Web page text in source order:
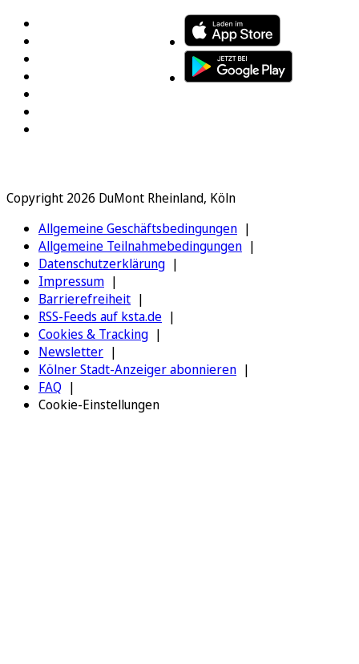
Copyright 2026 DuMont Rheinland, Köln
Allgemeine Geschäftsbedingungen
Allgemeine Teilnahmebedingungen
Datenschutzerklärung
Impressum
Barrierefreiheit
RSS-Feeds auf ksta.de
Cookies & Tracking
Newsletter
Kölner Stadt-Anzeiger abonnieren
FAQ
Cookie-Einstellungen